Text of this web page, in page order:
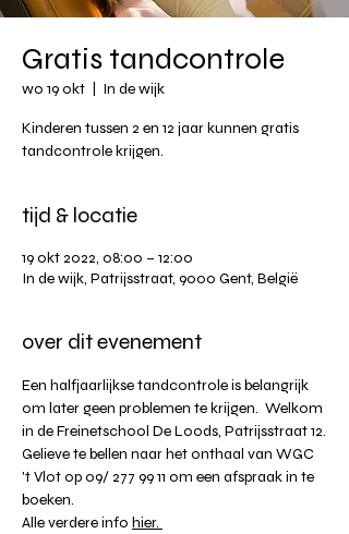
Gratis tandcontrole
wo 19 okt In de wijk
Kinderen tussen 2 en 12 jaar kunnen gratis
tandcontrole krijgen.
tijd & locatie
19 okt 2022, 08:00 – 12:00
In de wijk, Patrijsstraat, 9000 Gent, België
over dit evenement
Een halfjaarlijkse tandcontrole is belangrijk
om later geen problemen te krijgen.  Welkom
in de Freinetschool De Loods, Patrijsstraat 12.
Gelieve te bellen naar het onthaal van WGC
't Vlot op 09/ 277 99 11 om een afspraak in te
boeken.
Alle verdere info hier.